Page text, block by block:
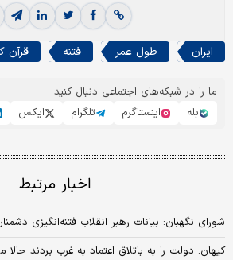
ایران طول عمر فتنه قرآن
ما را در شبکه‌های اجتماعی دنبال کنید
بله
اینستاگرم تلگرام ایکس
اخبار مرتبط
شورای نگهبان: بیانات رهبر انقلاب فتنه‌انگیزی
کیهان: دولت را به باتلاق اعتماد به غرب بردند